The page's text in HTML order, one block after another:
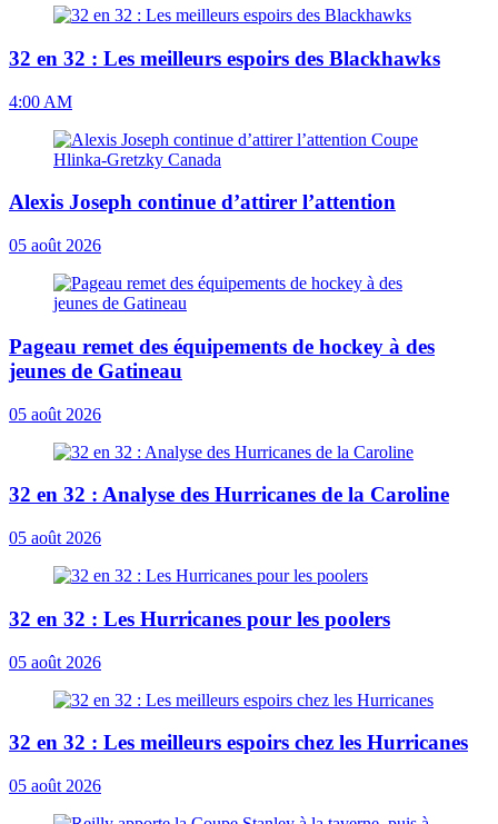
32 en 32 : Les meilleurs espoirs des Blackhawks
4:00 AM
Alexis Joseph continue d’attirer l’attention
05 août 2026
Pageau remet des équipements de hockey à des
jeunes de Gatineau
05 août 2026
32 en 32 : Analyse des Hurricanes de la Caroline
05 août 2026
32 en 32 : Les Hurricanes pour les poolers
05 août 2026
32 en 32 : Les meilleurs espoirs chez les Hurricanes
05 août 2026